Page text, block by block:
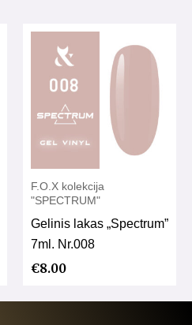
F.O.X kolekcija
"SPECTRUM"
Gelinis lakas „Spectrum”
7ml. Nr.008
€8.00